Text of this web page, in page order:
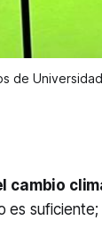
de
cambio
es